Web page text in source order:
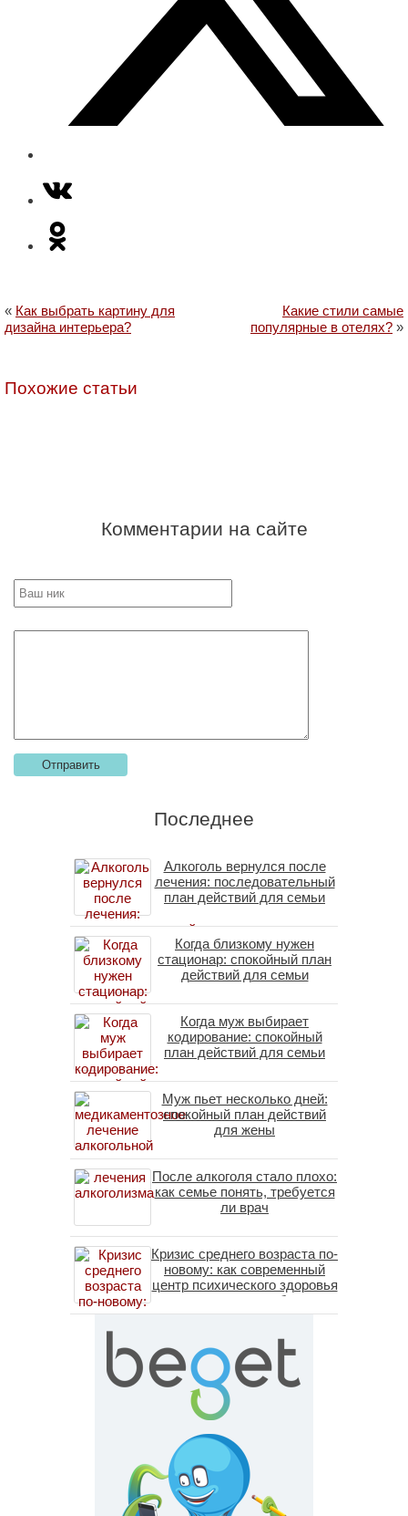
« Как выбрать картину для
дизайна интерьера?
Какие стили самые
популярные в отелях? »
Похожие статьи
Комментарии на сайте
Последнее
Алкоголь вернулся после
лечения: последовательный
план действий для семьи
Когда близкому нужен
стационар: спокойный план
действий для семьи
Когда муж выбирает
кодирование: спокойный
план действий для семьи
Муж пьет несколько дней:
спокойный план действий
для жены
После алкоголя стало плохо:
как семье понять, требуется
ли врач
Кризис среднего возраста по-
новому: как современный
центр психического здоровья
помогает пересобрать
личность без таблеток